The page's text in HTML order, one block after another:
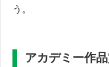
う。
アカデミー作